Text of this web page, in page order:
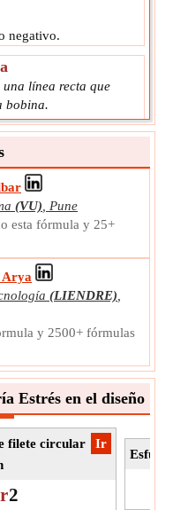
negativo.
línea recta que
bobina.
0.
la longitud del
(VU)
Pune
esta fórmula y 25+
Arya
(LIENDRE)
y 2500+ fórmulas
Estrés en el diseño
​Ir
filete circular
r2